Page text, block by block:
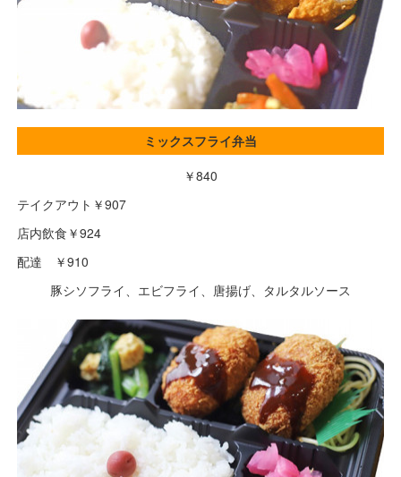
ミックスフライ弁当
￥840
テイクアウト￥907
店内飲食￥924
配達 ￥910
豚シソフライ、エビフライ、唐揚げ、タルタルソース